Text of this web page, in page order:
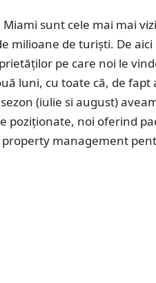
sunt cele mai mai
milioane de turiști. De aici
pe care noi le
luni, cu toate că, de fapt
(iulie si august)
poziționate, noi oferind
management